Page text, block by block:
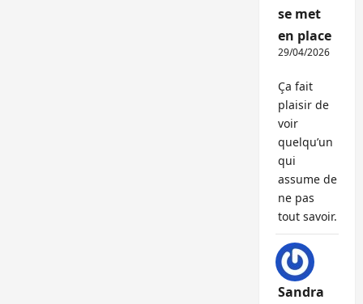
se met
en place
29/04/2026
Ça fait
plaisir de
voir
quelqu’un
qui
assume de
ne pas
tout savoir.
Sandra